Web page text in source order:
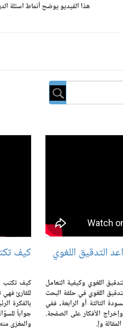
هذا الفيديو يوضح أنماط اسئلة الدراسة ، حيث هناك 3 أنماط رئيسية لأسئلة
التدقيق اللغوي
اللغوي وكيفية التعامل
اللغوي في حلقة البحث
الثالثة أو الرابعة، ففي
الأفكار على الصفحة.
وإ.
كيف
كيف تكتب
للقارئ
بالفكرة
جواباً
والمغزى